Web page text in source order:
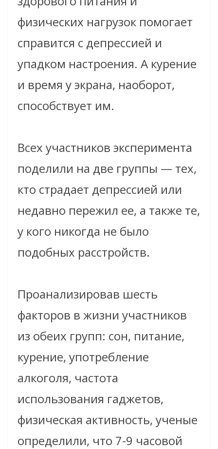
физических нагрузок помогает
справится с депрессией и
упадком настроения. А курение
и время у экрана, наоборот,
способствует им.
Всех участников эксперимента
поделили на две группы — тех,
кто страдает депрессией или
недавно пережил ее, а также те,
у кого никогда не было
подобных расстройств.
Проанализировав шесть
факторов в жизни участников
из обеих групп: сон, питание,
курение, употребление
алкоголя, частота
использования гаджетов,
физическая активность, ученые
определили, что 7-9 часовой